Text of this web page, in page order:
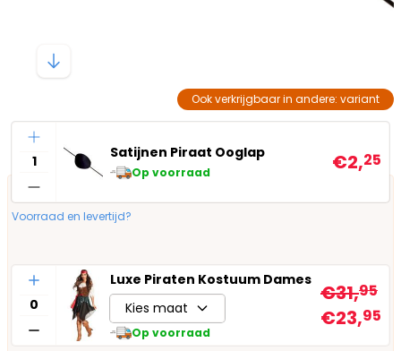
Ook verkrijgbaar in andere: variant
Aantal
Satijnen Piraat Ooglap
Op voorraad €2,25
Voorraad en levertijd?
Aantal
Luxe Piraten Kostuum Dames
Kies maat
Op voorraad
€31,95
€23,95